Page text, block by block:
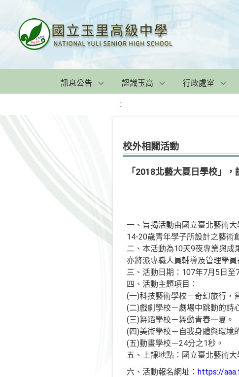
訊息公告 認識玉高 行政處室
:::
校外相關活動
「2018北藝大夏日學校」
一、旨揭活動由國立臺北藝術
14-20歲青年學子所設計之藝術
二、本活動為10天9夜專業與成
亦將派專職人員輔導及管理學員
三、活動日期：107年7月5日至
四、活動主題項目：
(一)科技藝術學校－奇幻旅行，
(二)戲劇學校－劇場中跳動的詩
(三)舞蹈學校－舞動青春一夏。
(四)美術學校－自我身體與環境
(五)動畫學校－24分之1秒。
五、上課地點：國立臺北藝術
六、活動報名網址： https://